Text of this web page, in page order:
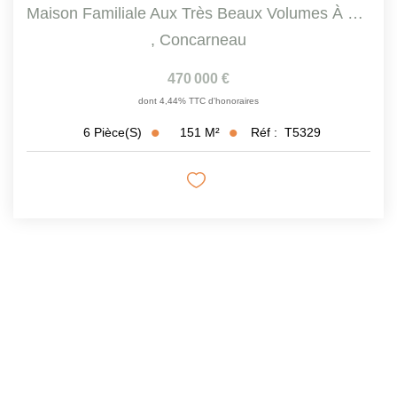
Maison Familiale Aux Très Beaux Volumes À Vendre À...
, Concarneau
470 000 €
dont 4,44% TTC d'honoraires
6 Pièce(s) 151 M² Réf : T5329